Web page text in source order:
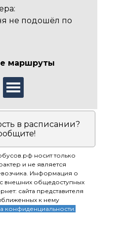
не подошёл по
маршруты
в расписании?
носит только
и не является
Информация о
внешних общедоступных
сайта представителя
к нему
конфиденциальности.